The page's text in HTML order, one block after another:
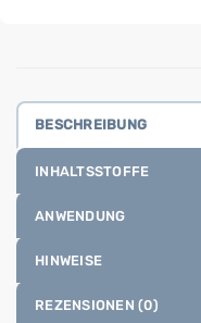
BESCHREIBUNG
INHALTSSTOFFE
ANWENDUNG
HINWEISE
REZENSIONEN (0)